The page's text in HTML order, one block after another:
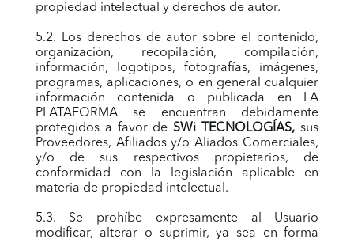
propiedad intelectual y derechos de autor.
5.2. Los derechos de autor sobre el contenido,
organización, recopilación, compilación,
información, logotipos, fotografías, imágenes,
programas, aplicaciones, o en general cualquier
información contenida o publicada en LA
PLATAFORMA se encuentran debidamente
protegidos a favor de SWi TECNOLOGÍAS, sus
Proveedores, Afiliados y/o Aliados Comerciales,
y/o de sus respectivos propietarios, de
conformidad con la legislación aplicable en
materia de propiedad intelectual.
5.3. Se prohíbe expresamente al Usuario
modificar, alterar o suprimir, ya sea en forma